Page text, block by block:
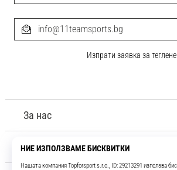
За нас
Обслужване на клиенти
info@11teamsports.bg
Изпрати заявка за теглене